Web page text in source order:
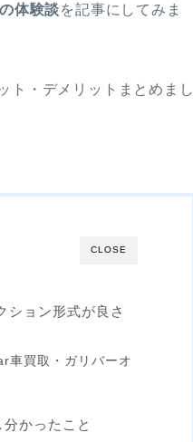
体験談を記事にしてみま
ト・デメリットまとめまし
CLOSE
ション形式が良さ
車買取・ガリバーオ
かったこと